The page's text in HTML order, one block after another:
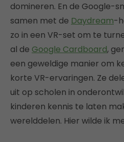
domineren. En de Google-
samen met de Daydream-
zo in een VR-set om te
al de Google Cardboard,
een geweldige manier om
korte VR-ervaringen. Ze
uit op scholen in
kinderen kennis te laten
werelddelen. Hier wilde ik